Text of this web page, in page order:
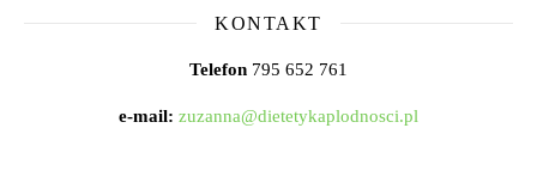
KONTAKT
Telefon 795 652 761
e-mail: zuzanna@dietetykaplodnosci.pl